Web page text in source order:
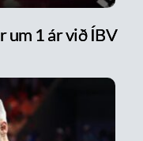
um 1 ár við ÍBV